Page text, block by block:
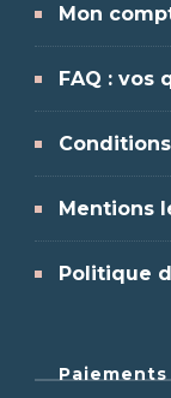
Mon
FAQ : vos
Mentions
Politique